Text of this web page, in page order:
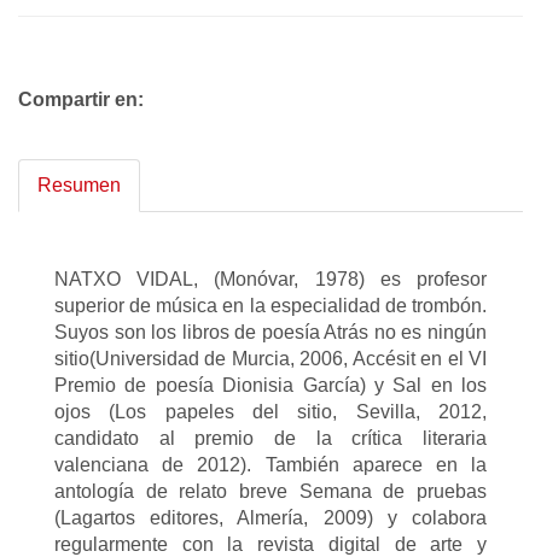
Compartir en:
Resumen
NATXO VIDAL, (Monóvar, 1978) es profesor
superior de música en la especialidad de trombón.
Suyos son los libros de poesía Atrás no es ningún
sitio(Universidad de Murcia, 2006, Accésit en el VI
Premio de poesía Dionisia García) y Sal en los
ojos (Los papeles del sitio, Sevilla, 2012,
candidato al premio de la crítica literaria
valenciana de 2012). También aparece en la
antología de relato breve Semana de pruebas
(Lagartos editores, Almería, 2009) y colabora
regularmente con la revista digital de arte y